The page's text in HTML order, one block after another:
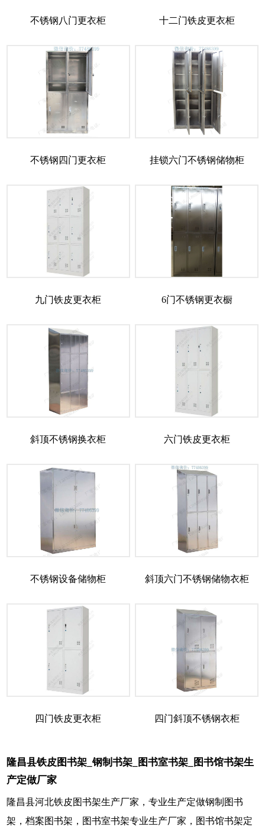
不锈钢八门更衣柜 十二门铁皮更衣柜
不锈钢四门更衣柜 挂锁六门不锈钢储物柜
九门铁皮更衣柜 6门不锈钢更衣橱
斜顶不锈钢换衣柜 六门铁皮更衣柜
不锈钢设备储物柜 斜顶六门不锈钢储物衣柜
四门铁皮更衣柜 四门斜顶不锈钢衣柜
隆昌县铁皮图书架_钢制书架_图书室书架_图书馆书架生
产定做厂家
隆昌县河北铁皮图书架生产厂家，专业生产定做钢制图书
架，档案图书架，图书室书架专业生产厂家，图书馆书架定